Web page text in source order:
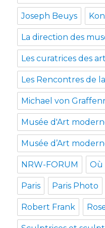
Joseph Beuys
La direction des
Les curatrices des
Les Rencontres de
Michael von
Musée d'Art
Musée d’Art
NRW-FORUM Où
Paris Paris Photo
Robert Frank